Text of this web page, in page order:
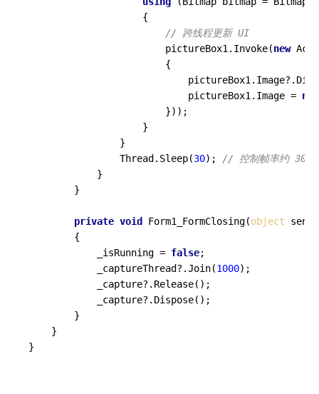
                    {
// 跨线程更新 UI
                        pictureBox1.Invoke(
new
                        {
                            pictureBox1.Image =
new
                        }));
                    }
                }
                Thread.Sleep(
30); // 控制帧率约
            }
        }
private void Form1_FormClosing(object
        {
            _isRunning =
false;
            _captureThread?.Join(
1000);
            _capture?.Release();
            _capture?.Dispose();
        }
    }